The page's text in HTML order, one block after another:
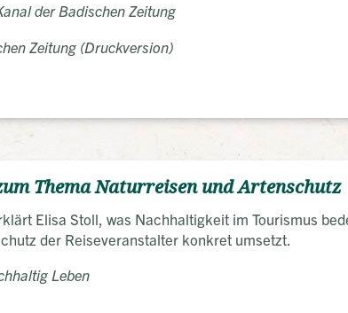
der Badischen Zeitung
Zeitung (Druckversion)
Thema Naturreisen und Artenschutz
Elisa Stoll, was Nachhaltigkeit im Tourismus
der Reiseveranstalter konkret umsetzt.
Leben